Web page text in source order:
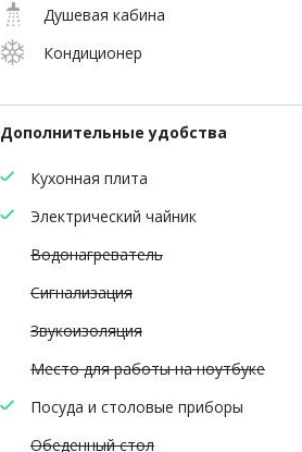
Душевая кабина
Кондиционер
Дополнительные удобства
Кухонная плита
Электрический чайник
Водонагреватель
Сигнализация
Звукоизоляция
Место для работы на ноутбуке
Посуда и столовые приборы
Обеденный стол